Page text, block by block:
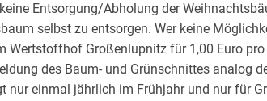
Entsorgung/Abholung der
selbst zu entsorgen. Wer keine
Wertstoffhof Großenlupnitz für 1,00 Euro
des Baum- und Grünschnittes analog
nur einmal jährlich im Frühjahr und nur für